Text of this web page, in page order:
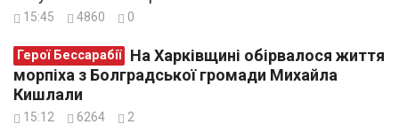
15:45 4860 0
Герої Бессарабії
морпіха з Болградської громади Михайла
Кишлали
15:12 6264 2